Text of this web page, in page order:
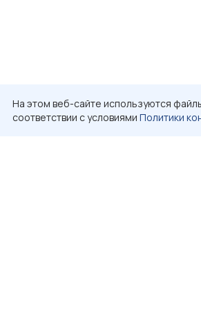
На этом веб-сайте используются
соответствии с условиями Политики